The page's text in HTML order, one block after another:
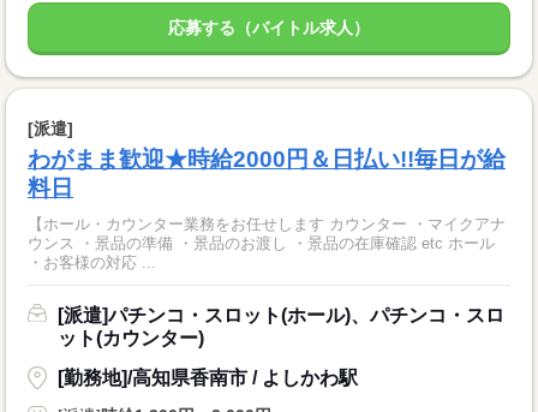
応募する（バイトル求人）
[派遣]
わがまま歓迎★時給2000円＆日払い!!毎日が給
料日
【ホール・カウンター業務をお任せします カウンター ・マイクアナ
ウンス ・景品の準備 ・景品のお渡し ・景品の在庫確認 etc ホール
・お客様の対応 ...
[派遣]パチンコ・スロット(ホール)、パチンコ・スロ
ット(カウンター)
[勤務地]/高知県香南市 / よしかわ駅